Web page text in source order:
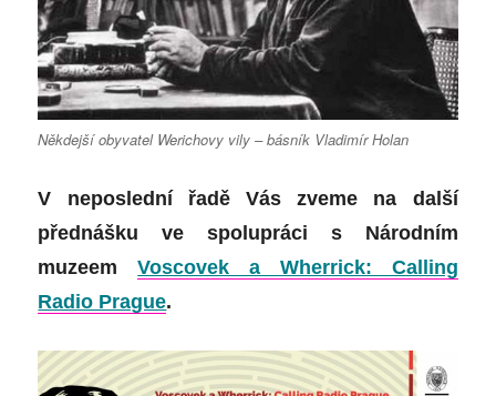
Někdejší obyvatel Werichovy vily – básník Vladimír Holan
V neposlední řadě Vás zveme na další
přednášku ve spolupráci s Národním
muzeem
Voscovek a Wherrick: Calling
Radio Prague.